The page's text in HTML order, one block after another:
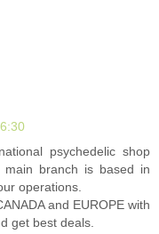
psychedelic shop
main branch is based in
operations.
and EUROPE with
get best deals.